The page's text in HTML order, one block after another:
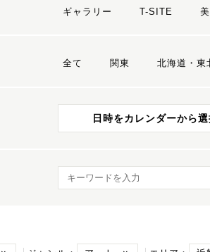
ギャラリー
T-SITE
全て 関東 北海道・東
日時をカレンダーから選
キーワード検索